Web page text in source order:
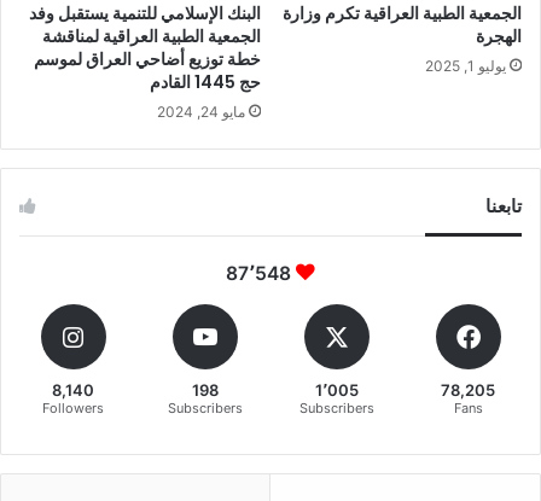
الجمعية الطبية العراقية تكرم وزارة
الهجرة
يوليو 1, 2025
البنك الإسلامي للتنمية يستقبل وفد
الجمعية الطبية العراقية لمناقشة
خطة توزيع أضاحي العراق لموسم
حج 1445 القادم
مايو 24, 2024
تابعنا
87٬548
78,205
Fans
1٬005
Subscribers
198
Subscribers
8,140
Followers